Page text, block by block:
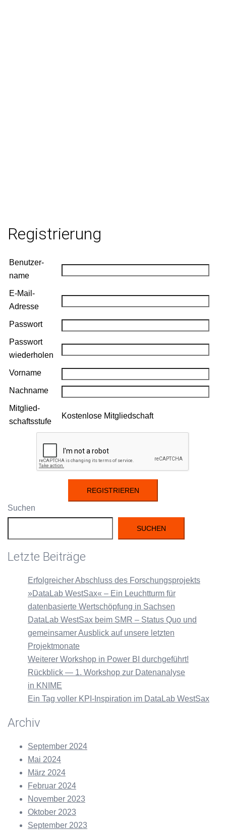
Registrierung
Benutzer­
name
E‑Mail-
Adresse
Pass­wort
Pass­wort
wiederholen
Vor­name
Nach­name
Mit­glied­
schaftsstufe
Kosten­lose Mit­glied­schaft
Suchen
SUCHEN
Letzte Beiträge
Erfolgreicher Abschluss des Forschungsprojekts
»DataLab WestSax« – Ein Leuchtturm für
datenbasierte Wertschöpfung in Sachsen
DataLab WestSax beim SMR – Status Quo und
gemeinsamer Ausblick auf unsere letzten
Projektmonate
Weiterer Workshop in Power BI durchgeführt!
Rückblick — 1. Workshop zur Datenanalyse
in KNIME
Ein Tag voller KPI-Inspiration im DataLab WestSax
Archiv
September 2024
Mai 2024
März 2024
Februar 2024
November 2023
Oktober 2023
September 2023